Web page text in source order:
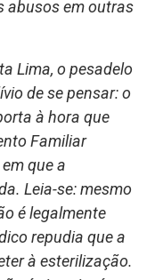
abusos em outras
Lima, o pesadelo
de se pensar: o
à hora que
Familiar
que a
Leia-se: mesmo
é legalmente
repudia que a
à esterilização.